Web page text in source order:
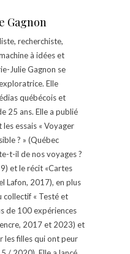
Gagnon
recherchiste,
à idées et
Julie Gagnon se
Elle
québécois et
25 ans. Elle a publié
essais « Voyager
? » (Québec
t-il de nos voyages ?
et le récit «Cartes
Lafon, 2017), en plus
collectif « Testé et
de 100 expériences
2017 et 2023) et
les filles qui ont peur